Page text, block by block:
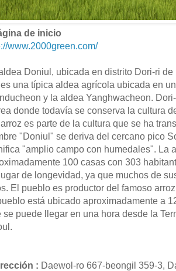
de inicio
www.2000green.com/
Doniul, ubicada en distrito Dori-ri
una típica aldea agrícola ubicada en
y la aldea Yanghwacheon.
donde todavía se conserva la cultura
es parte de la cultura que se ha
"Doniul" se deriva del cercano pico
"amplio campo con humedales". La
100 casas con 303
de longevidad, ya que muchos de
El pueblo es productor del famoso
está ubicado aproximadamente a
se puede llegar en una hora desde la
: Daewol-ro 667-beongil 359-3,